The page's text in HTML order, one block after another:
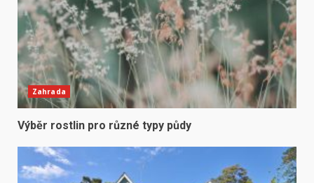
Zahrada
Výběr rostlin pro různé typy půdy